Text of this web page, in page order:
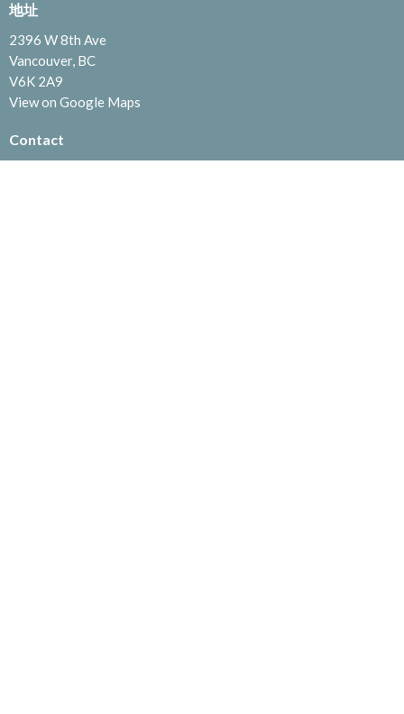
地址
2396 W 8th Ave
Vancouver, BC
V6K 2A9
View on Google Maps
Contact